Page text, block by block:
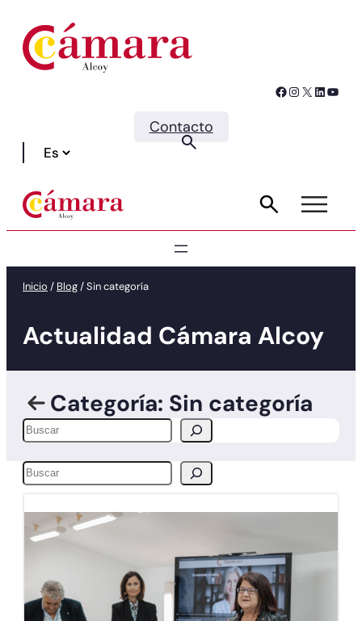
Facebook Instagram X LinkedIn YouTube
Contacto
Inicio / Blog/Sin categoría
Actualidad Cámara Alcoy
Categoría: Sin categoría
Buscar
Buscar